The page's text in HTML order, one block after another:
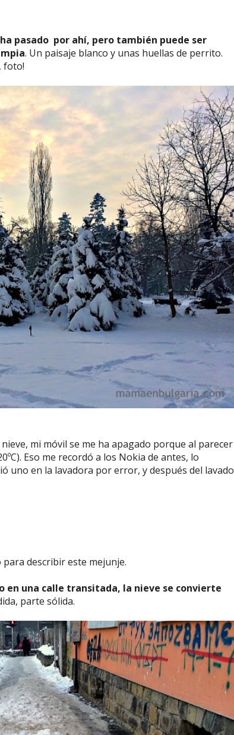
pasado por ahí, pero también puede ser
. Un paisaje blanco y unas huellas de perrito.
foto!
mi móvil se me ha apagado porque al parecer
Eso me recordó a los Nokia de antes, lo
uno en la lavadora por error, y después del lavado
describir este mejunje.
en una calle transitada, la nieve se convierte
parte sólida.